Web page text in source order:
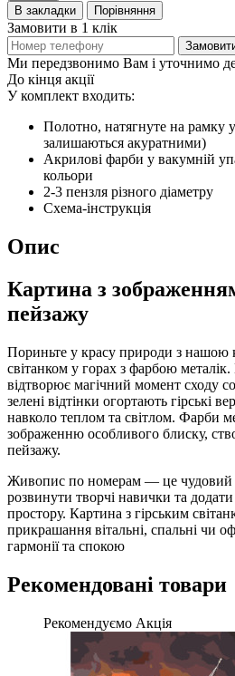
В закладки
Порівняння
Замовити в 1 клік
Ми передзвонимо Вам і уточнимо
До кінця акції
У комплект входить:
Полотно, натягнуте на рамку
залишаються акуратними)
Акрилові фарби у вакумній
кольори
2-3 пензля різного діаметру
Схема-інструкція
Опис
Картина з
пейзажу
Пориньте у красу природи з нашою
світанком у горах з фарбою
відтворює магічний момент сходу
зелені відтінки огортають гірські
навколо теплом та світлом. Фарби
зображенню особливого блиску,
пейзажу.
Живопис по номерам — це чудовий
розвинути творчі навички та
простору. Картина з гірським
прикрашання вітальні, спальні чи
гармонії та спокою
Рекомендовані товари
Рекомендуємо Акція